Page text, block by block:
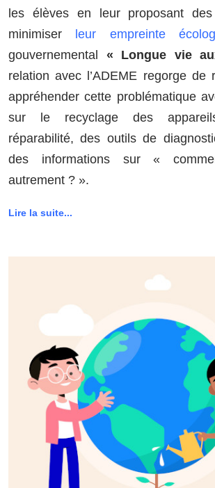
les élèves en leur proposant
minimiser leur empreinte
gouvernemental « Longue vie
relation avec l’ADEME regorge de
appréhender cette problématique
sur le recyclage des
réparabilité, des outils de
des informations sur «
autrement ? ».
Lire la suite...